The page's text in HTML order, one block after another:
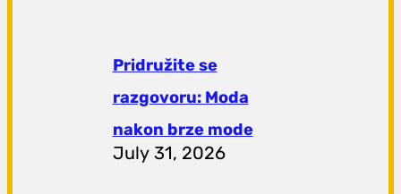
Pridružite se
razgovoru: Moda
nakon brze mode
July 31, 2026